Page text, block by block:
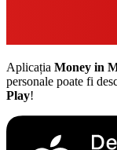
Aplicația Money in
personale poate fi
Play!